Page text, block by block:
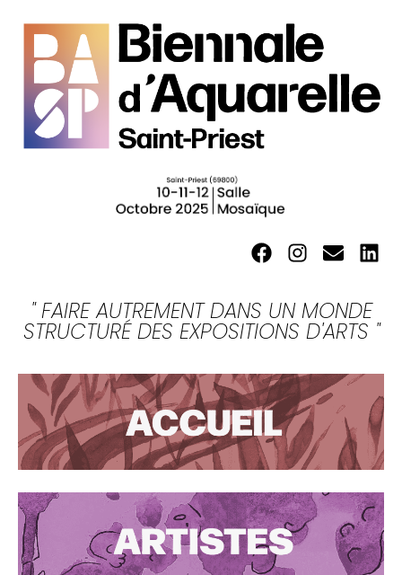
" FAIRE AUTREMENT DANS UN MONDE
STRUCTURÉ DES EXPOSITIONS D'ARTS "